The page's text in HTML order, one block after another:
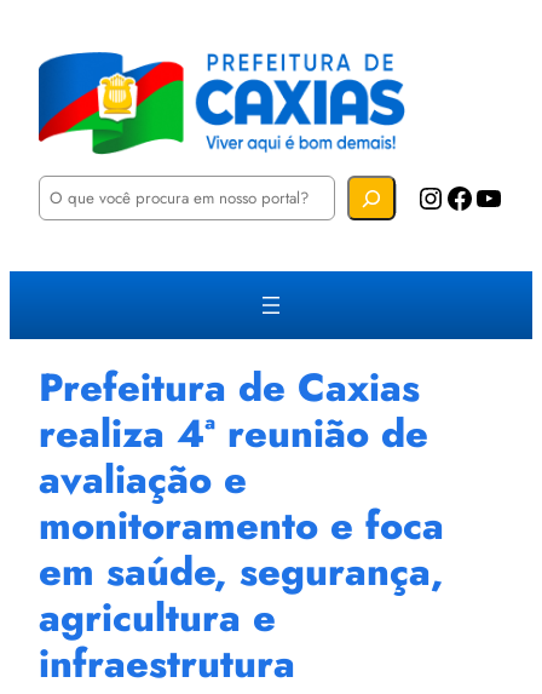
P
u
a
Instagram Facebook YouTube
Prefeitura de Caxias
realiza 4ª reunião de
avaliação e
monitoramento e foca
em saúde, segurança,
agricultura e
infraestrutura